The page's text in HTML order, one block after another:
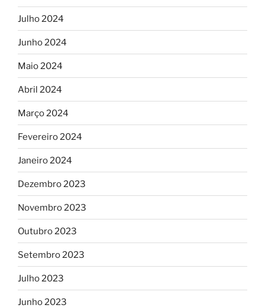
Julho 2024
Junho 2024
Maio 2024
Abril 2024
Março 2024
Fevereiro 2024
Janeiro 2024
Dezembro 2023
Novembro 2023
Outubro 2023
Setembro 2023
Julho 2023
Junho 2023